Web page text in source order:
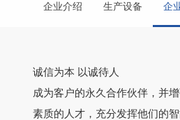
企业介绍 生产设备 企
诚信为本 以诚待人
成为客户的永久合作伙伴，并
素质的人才，充分发挥他们的